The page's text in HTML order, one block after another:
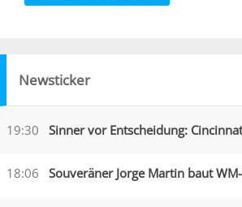
Newsticker
19:30
18:06 Souveräner Jorge Martin baut